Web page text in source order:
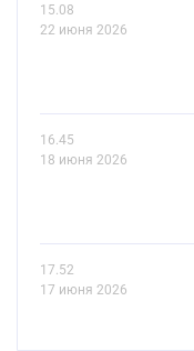
15.08
22 июня 2026
16.45
18 июня 2026
17.52
17 июня 2026